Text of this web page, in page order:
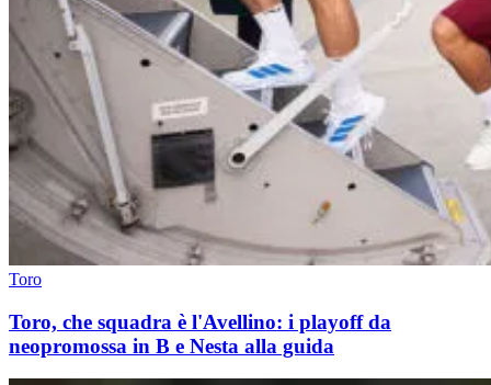
Toro
Toro, che squadra è l'Avellino: i playoff da
neopromossa in B e Nesta alla guida